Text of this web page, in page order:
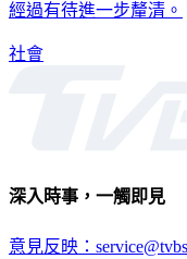
經過有待進一步釐清。
社會
深入時事，一觸即見
意見反映：